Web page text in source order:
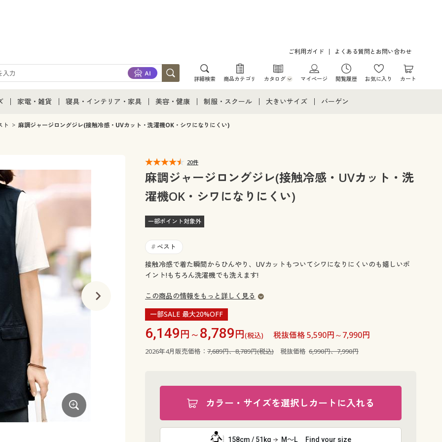
ご利用ガイド よくある質問とお問い合わせ
詳細検索 商品カテゴリ カタログ
カタログ・チラシからのご注文
マイページ 閲覧履歴 お気に入り カート
通販すべて
下着
家電・雑貨
家電・雑貨すべて
キッチン・雑貨・日用品
寝具・インテリア・家具
寝具・インテリア・家具通販すべて
寝具・ベッド
カーテン・ラグ・ファブリック
美容・健康
美容・健康通販すべて
制服・スクール
制服・スクールすべて
ジュニア・ティーンズ下着
大きいサイズ
大きいサイズ レディース下着
大きいサイズ メンズ
バーゲン
ト 麻調ジャージロングジレ(接触冷感・UVカット・洗濯機OK・シワになりにくい)
20件
麻調ジャージロングジレ(接触冷感・UVカット・洗
濯機OK・シワになりにくい)
一部ポイント対象外
# ベスト
接触冷感で着た瞬間からひんやり、UVカットもついてシワになりにくいのも嬉しいポ
イント!もちろん洗濯機でも洗えます!
この商品の情報をもっと詳しく見る
一部SALE 最大20%OFF
6,149円～8,789円(税込) 税抜価格 5,590円～7,990円
2026年4月販売価格： 7,689円、8,789円(税込) 税抜価格 6,990円、7,990円
カラー・サイズを選択しカートに入れる
158cm / 51kg M～L Find your size